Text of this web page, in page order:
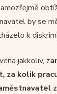
by se
k
jakkoliv, z
za kolik